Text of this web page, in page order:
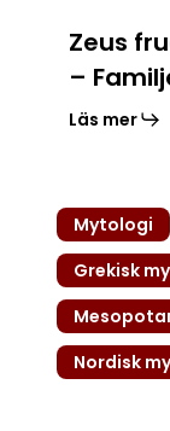
Zeus
–
Läs mer
Härskare
över
himlavalvet
från
Mesopotamien
Mytologi
Grekisk
Nordisk